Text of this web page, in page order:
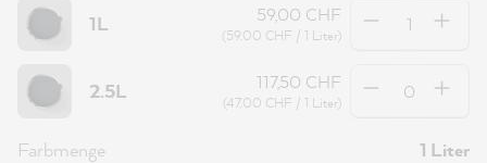
1L 59,00 CHF
(59,00 CHF / 1 Liter)
2.5L 117,50 CHF
(47,00 CHF / 1 Liter)
Farbmenge
1 Liter